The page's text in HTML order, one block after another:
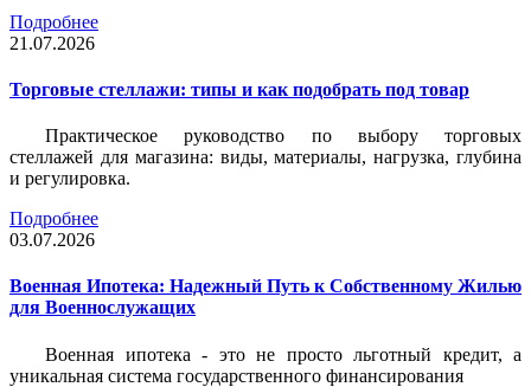
Подробнее
21.07.2026
Торговые стеллажи: типы и как подобрать под товар
Практическое руководство по выбору торговых
стеллажей для магазина: виды, материалы, нагрузка, глубина
и регулировка.
Подробнее
03.07.2026
Военная Ипотека: Надежный Путь к Собственному Жилью
для Военнослужащих
Военная ипотека - это не просто льготный кредит, а
уникальная система государственного финансирования